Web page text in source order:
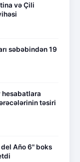
və Çili
səbəbindən 19
hesabatlara
təsiri
Año 6" boks